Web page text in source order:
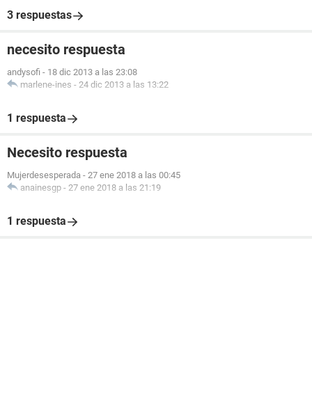
3 respuestas
necesito respuesta
andysofi - 18 dic 2013 a las 23:08
marlene-ines - 24 dic 2013 a las 13:22
1 respuesta
Necesito respuesta
Mujerdesesperada - 27 ene 2018 a las 00:45
anainesgp - 27 ene 2018 a las 21:19
1 respuesta